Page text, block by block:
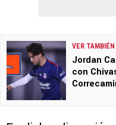
VER TAMBIÉN
Jordan
con